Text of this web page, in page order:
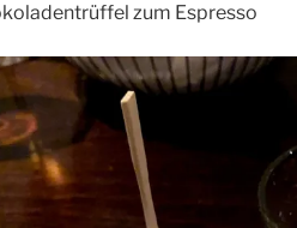
zum Espresso